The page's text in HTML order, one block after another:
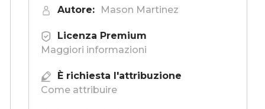
Autore: Mason Martinez
Licenza Premium
Maggiori informazioni
È richiesta l'attribuzione
Come attribuire